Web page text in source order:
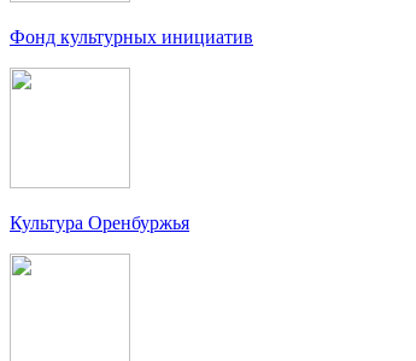
Фонд культурных инициатив
Культура Оренбуржья